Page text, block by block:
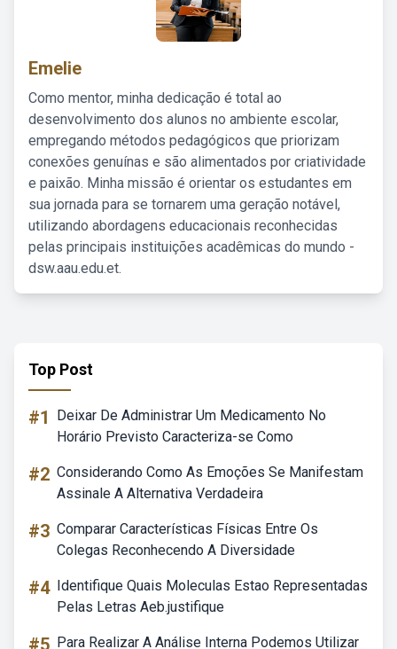
Emelie
Como mentor, minha dedicação é total ao
desenvolvimento dos alunos no ambiente escolar,
empregando métodos pedagógicos que priorizam
conexões genuínas e são alimentados por criatividade
e paixão. Minha missão é orientar os estudantes em
sua jornada para se tornarem uma geração notável,
utilizando abordagens educacionais reconhecidas
pelas principais instituições acadêmicas do mundo -
dsw.aau.edu.et.
Top Post
#1
Deixar De Administrar Um Medicamento No
Horário Previsto Caracteriza-se Como
#2 Considerando Como As Emoções Se Manifestam
Assinale A Alternativa Verdadeira
#3 Comparar Características Físicas Entre Os
Colegas Reconhecendo A Diversidade
#4 Identifique Quais Moleculas Estao Representadas
Pelas Letras Aeb.justifique
#5 Para Realizar A Análise Interna Podemos Utilizar